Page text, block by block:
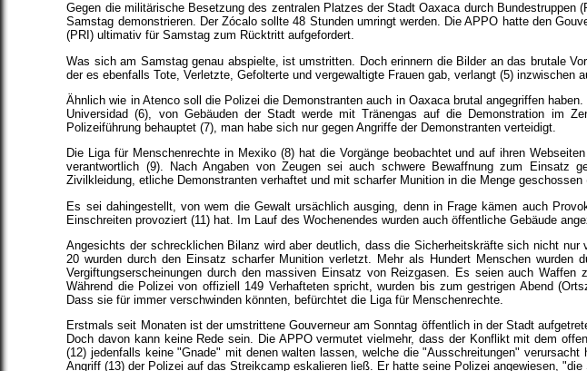
Gegen die militärische Besetzung des zentralen Platzes der Stadt Oaxaca durch
Samstag demonstrieren. Der Zócalo sollte 48 Stunden umringt werden. Die APPO hatte den
(PRI) ultimativ für Samstag zum Rücktritt aufgefordert.
Was sich am Samstag genau abspielte, ist umstritten. Doch erinnern die Bilder an das brutale
der es ebenfalls Tote, Verletzte, Gefolterte und vergewaltigte Frauen gab, verlangt (5) inzwischen
Ähnlich wie in Atenco soll die Polizei die Demonstranten auch in Oaxaca brutal angegriffen
Universidad (6), von Gebäuden der Stadt werde mit Tränengas auf die Demonstration im
Polizeiführung behauptet (7), man habe sich nur gegen Angriffe der Demonstranten verteidigt.
Die Liga für Menschenrechte in Mexiko (8) hat die Vorgänge beobachtet und auf ihren
verantwortlich (9). Nach Angaben von Zeugen sei auch schwere Bewaffnung zum Einsatz
Zivilkleidung, etliche Demonstranten verhaftet und mit scharfer Munition in die Menge geschossen
Es sei dahingestellt, von wem die Gewalt ursächlich ausging, denn in Frage kämen auch
Einschreiten provoziert (11) hat. Im Lauf des Wochenendes wurden auch öffentliche Gebäude
Angesichts der schrecklichen Bilanz wird aber deutlich, dass die Sicherheitskräfte sich nicht
20 wurden durch den Einsatz scharfer Munition verletzt. Mehr als Hundert Menschen wurden
Vergiftungserscheinungen durch den massiven Einsatz von Reizgasen. Es seien auch
Während die Polizei von offiziell 149 Verhafteten spricht, wurden bis zum gestrigen Abend
Dass sie für immer verschwinden könnten, befürchtet die Liga für Menschenrechte.
Erstmals seit Monaten ist der umstrittene Gouverneur am Sonntag öffentlich in der Stadt
Doch davon kann keine Rede sein. Die APPO vermutet vielmehr, dass der Konflikt mit dem
(12) jedenfalls keine "Gnade" mit denen walten lassen, welche die "Ausschreitungen"
Angriff (13) der Polizei auf das Streikcamp eskalieren ließ. Er hatte seine Polizei angewiesen,